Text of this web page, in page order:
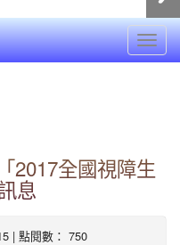
2017全國視障生
息
| 點閱數： 750